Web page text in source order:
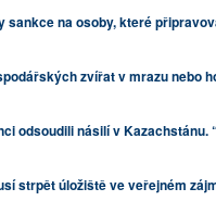
sankce na osoby, které
zvířat v mrazu nebo
odsoudili násilí v Kazachstánu.
strpět úložiště ve veřejném